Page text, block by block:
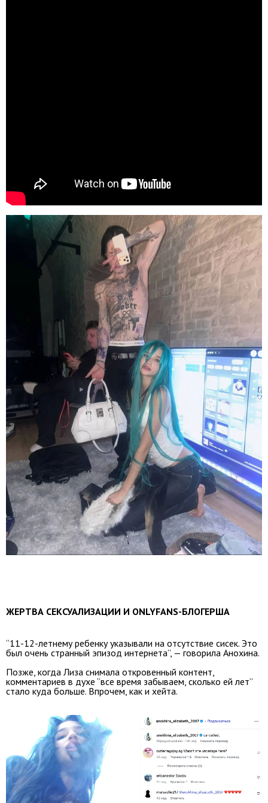
ЖЕРТВА СЕКСУАЛИЗАЦИИ И ONLYFANS-БЛОГЕРША
“11-12-летнему ребенку указывали на отсутствие сисек. Это
был очень странный эпизод интернета”, — говорила Анохина.
Позже, когда Лиза снимала откровенный контент,
комментариев в духе “все время забываем, сколько ей лет”
стало куда больше. Впрочем, как и хейта.